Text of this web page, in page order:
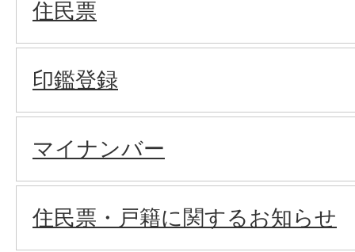
住民票
印鑑登録
マイナンバー
住民票・戸籍に関するお知らせ